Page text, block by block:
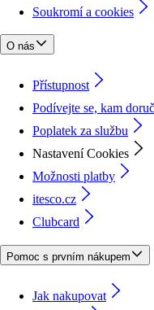
Soukromí a cookies
O nás
Přístupnost
Podívejte se, kam
Poplatek za službu
Nastavení Cookies
Možnosti platby
itesco.cz
Clubcard
Pomoc s prvním nákupem
Jak nakupovat